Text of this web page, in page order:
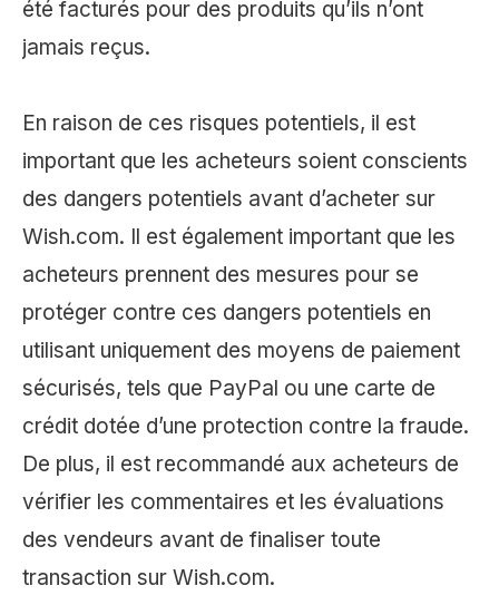
été facturés pour des produits qu’ils n’ont
jamais reçus.
En raison de ces risques potentiels, il est
important que les acheteurs soient conscients
des dangers potentiels avant d’acheter sur
Wish.com. Il est également important que les
acheteurs prennent des mesures pour se
protéger contre ces dangers potentiels en
utilisant uniquement des moyens de paiement
sécurisés, tels que PayPal ou une carte de
crédit dotée d’une protection contre la fraude.
De plus, il est recommandé aux acheteurs de
vérifier les commentaires et les évaluations
des vendeurs avant de finaliser toute
transaction sur Wish.com.